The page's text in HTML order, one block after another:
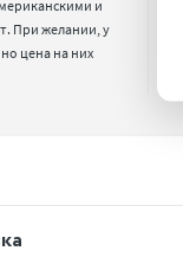
и
При желании, у
цена на них